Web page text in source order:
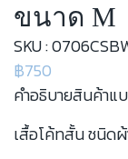
ขนาด M
SKU :
฿750
คำอธิบายสินค้าแ
เสื้อโค้ทสั้น ชนิด